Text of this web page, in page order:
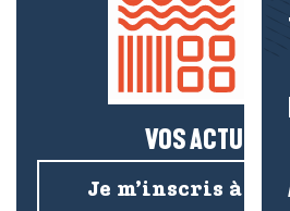
VOS ACTUS
Je m’inscris à la